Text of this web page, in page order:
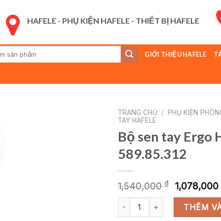
HAFELE - PHỤ KIỆN HAFELE - THIẾT BỊ HAFELE
GIỚI THIỆU HAFELE
TRANG CHỦ /
PHỤ KIỆN
TAY HAFELE
Bộ sen tay Ergo
589.85.312
1,540,000₫
Giá
gốc
là:
1,078,000
Bộ sen tay Ergo HafeleTHÊM